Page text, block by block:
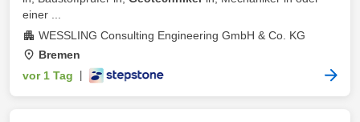
einer ...
WESSLING Consulting Engineering GmbH & Co. KG
Bremen
vor 1 Tag